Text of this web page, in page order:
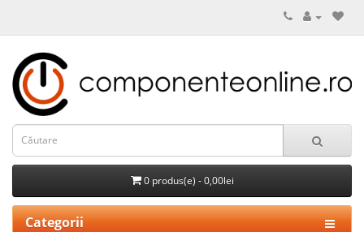
0 produs(e) - 0,00lei
Categorii